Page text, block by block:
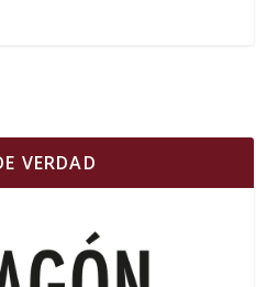
VERDAD